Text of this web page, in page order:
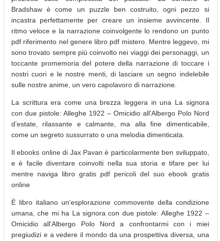
Bradshaw è come un puzzle ben costruito, ogni pezzo si
incastra perfettamente per creare un insieme avvincente. Il
ritmo veloce e la narrazione coinvolgente lo rendono un punto
pdf riferimento nel genere libro pdf mistero. Mentre leggevo, mi
sono trovato sempre più coinvolto nei viaggi dei personaggi, un
toccante promemoria del potere della narrazione di toccare i
nostri cuori e le nostre menti, di lasciare un segno indelebile
sulle nostre anime, un vero capolavoro di narrazione.
La scrittura era come una brezza leggera in una La signora
con due pistole: Alleghe 1922 – Omicidio all’Albergo Polo Nord
d’estate, rilassante e calmante, ma alla fine dimenticabile,
come un segreto sussurrato o una melodia dimenticata.
Il ebooks online di Jax Pavan è particolarmente ben sviluppato,
e è facile diventare coinvolti nella sua storia e tifare per lui
mentre naviga libro gratis pdf pericoli del suo ebook gratis
online
È libro italiano un’esplorazione commovente della condizione
umana, che mi ha La signora con due pistole: Alleghe 1922 –
Omicidio all’Albergo Polo Nord a confrontarmi con i miei
pregiudizi e a vedere il mondo da una prospettiva diversa, una